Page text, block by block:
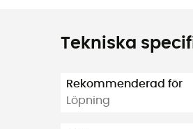
Tekniska
Rekommenderad för
Löpning